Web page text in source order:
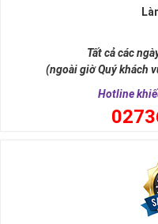
Xa xưa số 9 còn là tiêu chí
hồng mao. Bởi đây là con
các số còn lại nó đại diện
Tất cả các
(ngoài giờ Quý khách
Hotline
0